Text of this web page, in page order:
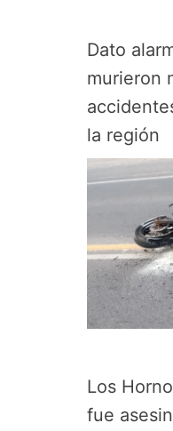
Dato
murieron
la región
Los
fue